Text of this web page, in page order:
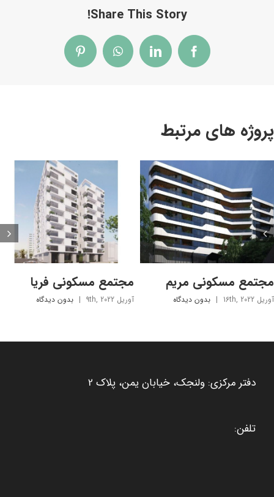
Share This Story!
Facebook
LinkedIn
WhatsApp
Pinterest
پروژه های مرتبط
مجتمع مسکونی مریم
آوریل 16th, 2022 | بدون ديدگاه
مجتمع مسکونی فریا
آوریل 9th, 2022 | بدون ديدگاه
دفتر مرکزی: ولنجک، خیابان یمن، پلاک 2
تلفن: